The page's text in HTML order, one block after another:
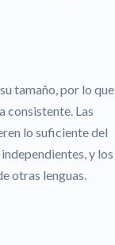
tamaño, por lo que
consistente. Las
lo suficiente del
y los
otras lenguas.